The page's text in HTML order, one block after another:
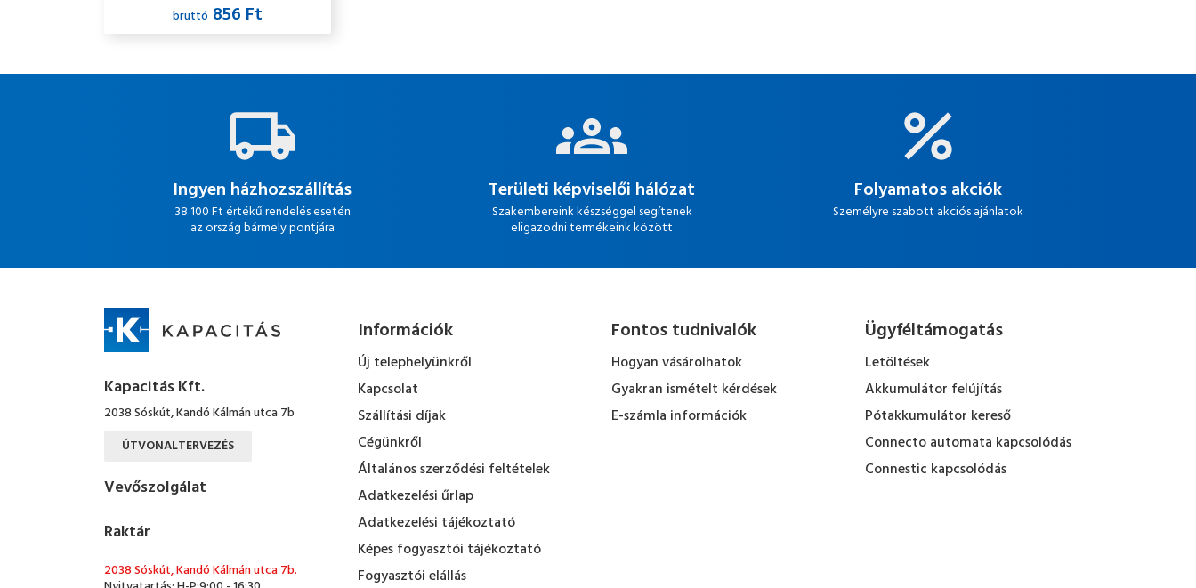
bruttó 856 Ft
Ingyen házhozszállítás
38 100 Ft értékű rendelés esetén
az ország bármely pontjára
Területi képviselői hálózat
Szakembereink készséggel segítenek
eligazodni termékeink között
Folyamatos akciók
Személyre szabott akciós ajánlatok
Kapacitás Kft.
2038 Sóskút, Kandó Kálmán utca 7b
ÚTVONALTERVEZÉS
Vevőszolgálat
Raktár
2038 Sóskút, Kandó Kálmán utca 7b.
Információk
Új telephelyünkről
Kapcsolat
Szállítási díjak
Cégünkről
Általános szerződési feltételek
Adatkezelési űrlap
Adatkezelési tájékoztató
Képes fogyasztói tájékoztató
Fogyasztói elállás
Fontos tudnivalók
Hogyan vásárolhatok
Gyakran ismételt kérdések
E-számla információk
Ügyféltámogatás
Letöltések
Akkumulátor felújítás
Pótakkumulátor kereső
Connecto automata kapcsolódás
Connestic kapcsolódás